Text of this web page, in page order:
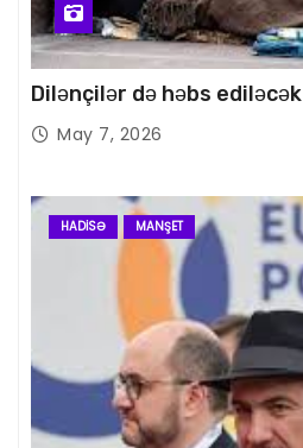
Dilənçilər də həbs ediləcək
May 7, 2026
HADISƏ MANŞET